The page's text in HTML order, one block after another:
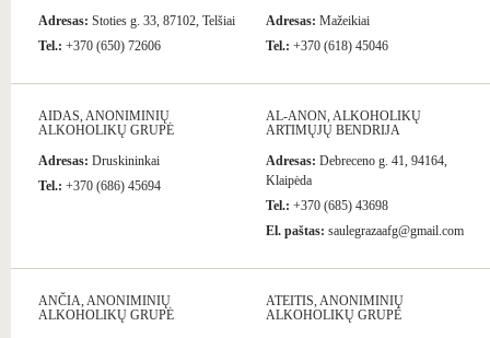
Adresas: Stoties g. 33, 87102, Telšiai
Tel.: +370 (650) 72606
Adresas: Mažeikiai
Tel.: +370 (618) 45046
AIDAS, ANONIMINIŲ
ALKOHOLIKŲ GRUPĖ
Adresas: Druskininkai
Tel.: +370 (686) 45694
AL-ANON, ALKOHOLIKŲ
ARTIMŲJŲ BENDRIJA
Adresas: Debreceno g. 41, 94164,
Klaipėda
Tel.: +370 (685) 43698
El. paštas: saulegrazaafg@gmail.com
ANČIA, ANONIMINIŲ
ALKOHOLIKŲ GRUPĖ
ATEITIS, ANONIMINIŲ
ALKOHOLIKŲ GRUPĖ